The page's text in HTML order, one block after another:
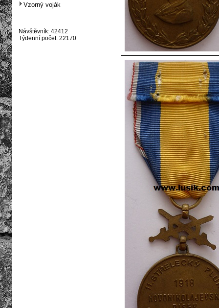
Vzorný voják
Návštěvník: 42412
Týdenní počet: 22170